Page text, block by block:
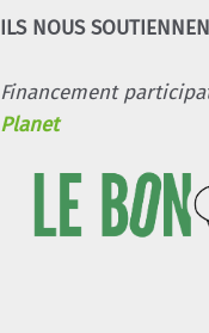
ILS NOUS
Financement
Planet